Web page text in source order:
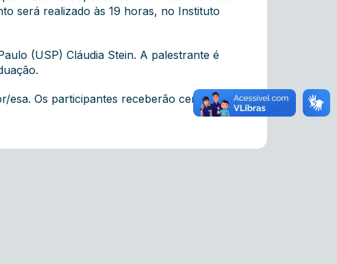
será realizado às 19 horas, no Instituto
(USP) Cláudia Stein. A palestrante é
esa. Os participantes receberão certificado